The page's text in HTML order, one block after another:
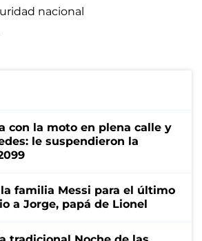
nacional
con la moto en plena calle y
le suspendieron la
familia Messi para el último
a Jorge, papá de Lionel